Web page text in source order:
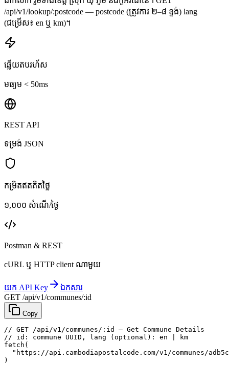
/api/v1/lookup/:postcode — postcode (ត្រូវការ ២–៨ ខ្ទង់) lang
(ជម្រើស៖ en ឬ km)។
ឆ្លើយតបរហ័ស
មធ្យម < 50ms
REST API
ទម្រង់ JSON
កម្រិតឥតគិតថ្លៃ
១,០០០ សំណើ/ថ្ងៃ
Postman & REST
cURL ឬ HTTP client ណាមួយ
យក API Key
ឯកសារ
GET /api/v1/communes/:id
Copy
// GET /api/v1/communes/:id — Get Commune Details
// id: commune UUID, lang (optional): en | km
fetch (
"https://api.cambodiapostalcode.com/v1/communes/
)